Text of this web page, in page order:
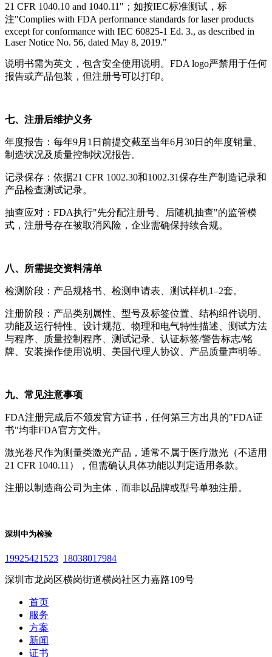
21 CFR 1040.10 and 1040.11"；如按IEC标准测试，标
注"Complies with FDA performance standards for laser products
except for conformance with IEC 60825-1 Ed. 3., as described in
Laser Notice No. 56, dated May 8, 2019."
说明书需为英文，包含安全使用说明。FDA logo严禁用于任何
报告或产品包装，但注册号可以打印。
七、注册后维护义务
年度报告：每年9月1日前提交截至当年6月30日的年度销量、
制造状况及质量控制状况报告。
记录保存：依据21 CFR 1002.30和1002.31保存生产制造记录和
产品检查测试记录。
抽查应对：FDA执行"先分配注册号、后随机抽查"的监管模
式，注册号存在被取消风险，企业需确保持续合规。
八、所需提交资料清单
检测阶段：产品规格书、检测申请表、测试样机1–2套。
注册阶段：产品类别属性、型号及标签位置、结构组件说明、
功能及运行特性、设计规范、物理和电气特性描述、测试方法
与程序、质量控制程序、测试记录、认证标签/警告标志/铭
牌、安装操作使用说明、美国代理人协议、产品质量声明等。
九、常见注意事项
FDA注册完成后不颁发官方证书，任何第三方出具的"FDA证
书"均非FDA官方文件。
激光卷尺作为测量类激光产品，通常不属于医疗激光（不适用
21 CFR 1040.11），但需确认具体功能以判定适用条款。
注册以制造商公司为主体，而非以品牌或型号单独注册。
深圳中为检验
19925421523 18038017984
深圳市龙岗区横岗街道横岗社区力嘉路109号
首页
服务
方案
新闻
证书